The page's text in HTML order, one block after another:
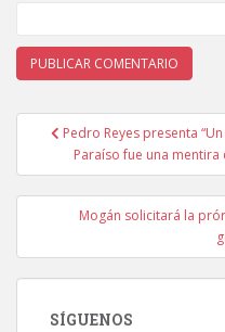
Navegación de
Pedro Reyes presenta
Paraíso fue una
Mogán solicitará la
SÍGUENOS